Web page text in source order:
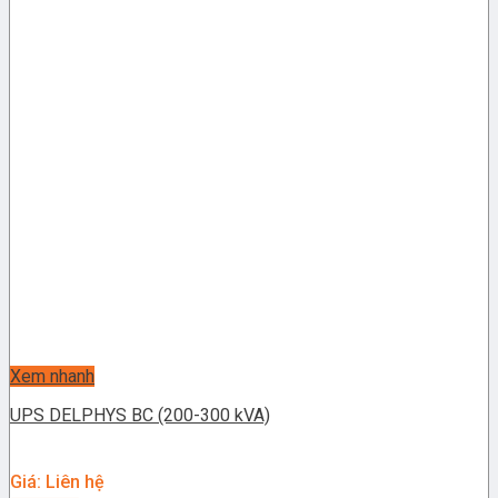
Xem nhanh
UPS DELPHYS BC (200-300 kVA)
Giá: Liên hệ